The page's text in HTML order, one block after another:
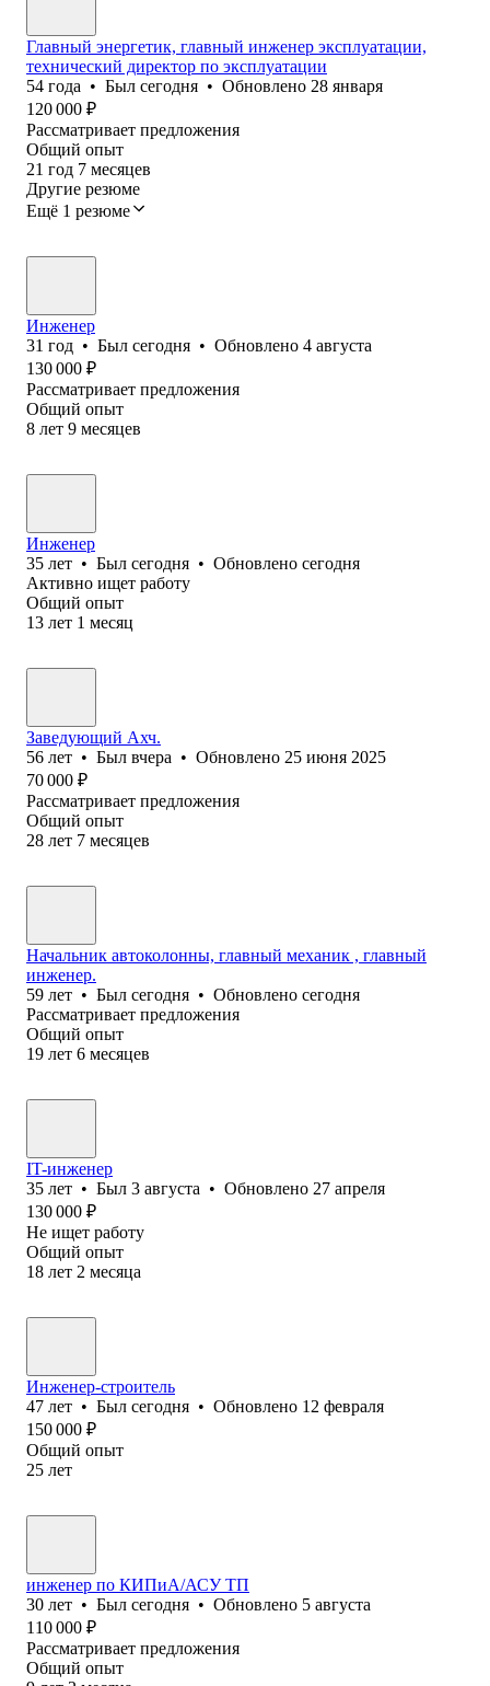
Главный энергетик, главный инженер эксплуатации,
технический директор по эксплуатации
54 года • Был сегодня • Обновлено 28 января
120 000 ₽
Рассматривает предложения
Общий опыт
21 год 7 месяцев
Другие резюме
Ещё 1 резюме
Инженер
31 год • Был сегодня • Обновлено 4 августа
130 000 ₽
Рассматривает предложения
Общий опыт
8 лет 9 месяцев
Инженер
35 лет • Был сегодня • Обновлено сегодня
Активно ищет работу
Общий опыт
13 лет 1 месяц
Заведующий Ахч.
56 лет • Был вчера • Обновлено 25 июня 2025
70 000 ₽
Рассматривает предложения
Общий опыт
28 лет 7 месяцев
Начальник автоколонны, главный механик , главный
инженер.
59 лет • Был сегодня • Обновлено сегодня
Рассматривает предложения
Общий опыт
19 лет 6 месяцев
IT-инженер
35 лет • Был 3 августа • Обновлено 27 апреля
130 000 ₽
Не ищет работу
Общий опыт
18 лет 2 месяца
Инженер-строитель
47 лет • Был сегодня • Обновлено 12 февраля
150 000 ₽
Общий опыт
25 лет
инженер по КИПиА/АСУ ТП
30 лет • Был сегодня • Обновлено 5 августа
110 000 ₽
Рассматривает предложения
Общий опыт